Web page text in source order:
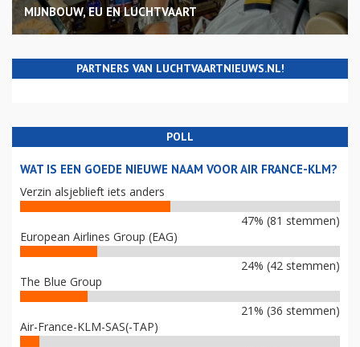
MIJNBOUW, EU EN LUCHTVAART
PARTNERS VAN LUCHTVAARTNIEUWS.NL!
POLL
WAT IS EEN GOEDE NIEUWE NAAM VOOR AIR FRANCE-KLM?
Verzin alsjeblieft iets anders
47% (81 stemmen)
European Airlines Group (EAG)
24% (42 stemmen)
The Blue Group
21% (36 stemmen)
Air-France-KLM-SAS(-TAP)